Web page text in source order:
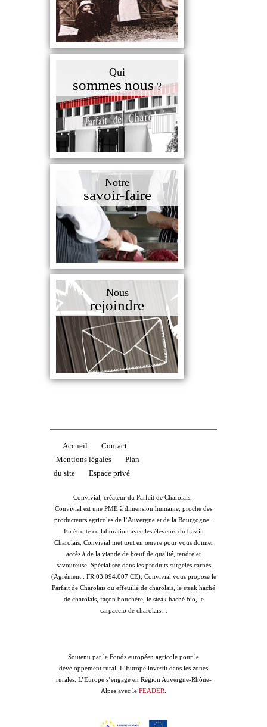
Qui
sommes nous?
Notre
savoir-faire
Nous
rejoindre
Accueil
Contact
Mentions légales
Plan
du site
Espace privé
Convivial, créateur du Parfait de Charolais.
Convivial est une PME à dimension humaine, proche des
producteurs agricoles de l’Auvergne et de la Bourgogne.
En étroite collaboration avec les éleveurs du bassin
Charolais, Convivial met tout en œuvre pour vous donner
accès à de la viande de bœuf de qualité, tendre et
savoureuse. Spécialisée dans les produits surgelés carnés
(Agrément : FR 03.094.007 CE), Convivial vous propose le
Parfait de Charolais ou effeuillé de charolais, le steak haché
de charolais, façon bouchère, le steak haché bio, le
carpaccio de charolais…
Soutenu par le Fonds européen agricole pour le
développement rural. L’Europe investit dans les zones
rurales. L’Europe s’engage en Région Auvergne-Rhône-
Alpes avec le FEADER